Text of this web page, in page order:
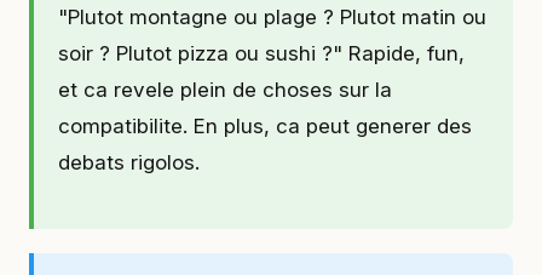
"Plutot montagne ou plage ? Plutot matin ou
soir ? Plutot pizza ou sushi ?" Rapide, fun,
et ca revele plein de choses sur la
compatibilite. En plus, ca peut generer des
debats rigolos.